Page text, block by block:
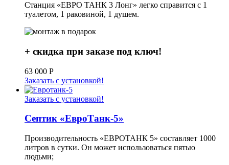
Станция «ЕВРО ТАНК 3 Лонг» легко справится с 1
туалетом, 1 раковиной, 1 душем.
+ скидка при заказе под ключ!
63 000 Р
Заказать с установкой!
Заказать с установкой!
Септик «ЕвроТанк-5»
Производительность «ЕВРОТАНК 5» составляет 1000
литров в сутки. Он может использоваться пятью
людьми;